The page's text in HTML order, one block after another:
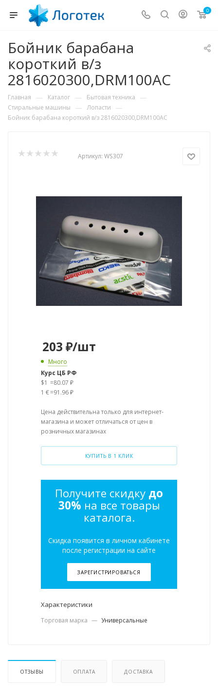
0
Бойник барабана
короткий в/з
2816020300,DRM100AC
Главная — Каталог — Бытовая техника —
Стиральные машины — Лопасти —
Бойник барабана короткий в/з 2816020300,DRM100AC
Артикул: WS307
203 ₽/шт
Много
Курс ЦБ РФ
$1 =80.07 ₽
1 €=91.96 ₽
Цена действительна только для интернет-
магазина и может отличаться от цен в
розничных магазинах
КУПИТЬ В 1 КЛИК
Получите скидку до
30% на все товары
каталога.
Скидка появится в личном кабинете
после регистрации на сайте
ЗАРЕГИСТРИРОВАТЬСЯ
Характеристики
Торговая марка — Универсальные
ОТЗЫВЫ ОПЛАТА ДОСТАВКА